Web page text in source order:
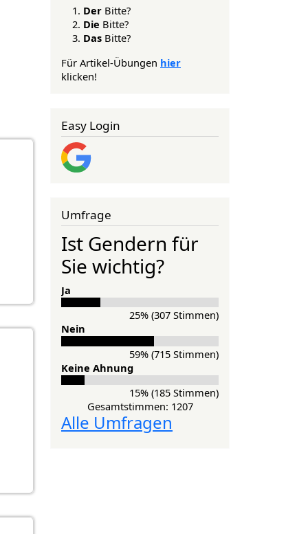
Der Bitte?
Die Bitte?
Das Bitte?
Für Artikel-Übungen hier
klicken!
Easy Login
Umfrage
Ist Gendern für
Sie wichtig?
Ja
25% (307 Stimmen)
Nein
59% (715 Stimmen)
Keine Ahnung
15% (185 Stimmen)
Gesamtstimmen: 1207
Alle Umfragen